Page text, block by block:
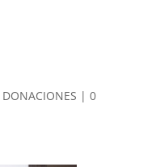
DONACIONES | 0